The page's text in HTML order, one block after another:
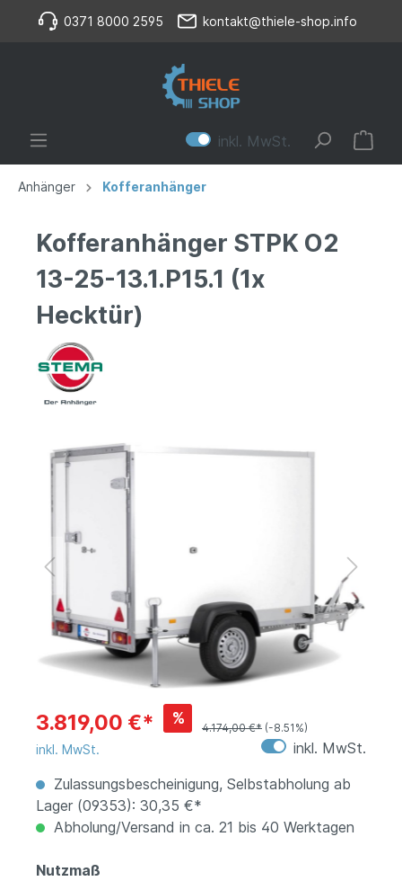
0371 8000 2595 kontakt@thiele-shop.info
inkl. MwSt.
Anhänger Kofferanhänger
Kofferanhänger STPK O2
13-25-13.1.P15.1 (1x
Hecktür)
3.819,00 €* %
4.174,00 €* (-8.51%)
inkl. MwSt.
inkl. MwSt.
Zulassungsbescheinigung, Selbstabholung ab
Lager (09353): 30,35 €*
Abholung/Versand in ca. 21 bis 40 Werktagen
Nutzmaß